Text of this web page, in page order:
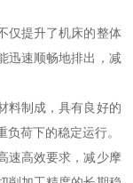
提升了机床的整体
迅速顺畅地排出，减
制成，具有良好的
荷下的稳定运行。
高效要求，减少摩